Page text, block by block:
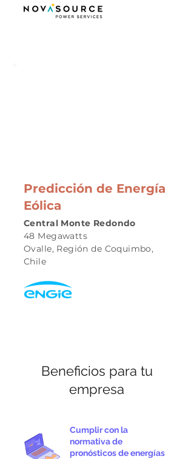
Predicción de Energía
Eólica
Central Monte Redondo
48 Megawatts
Ovalle, Región de Coquimbo,
Chile
Beneficios para tu
empresa
Cumplir con la
normativa de
pronósticos de energías